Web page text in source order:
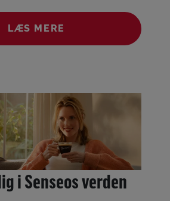
LÆS MERE
i Senseos verden